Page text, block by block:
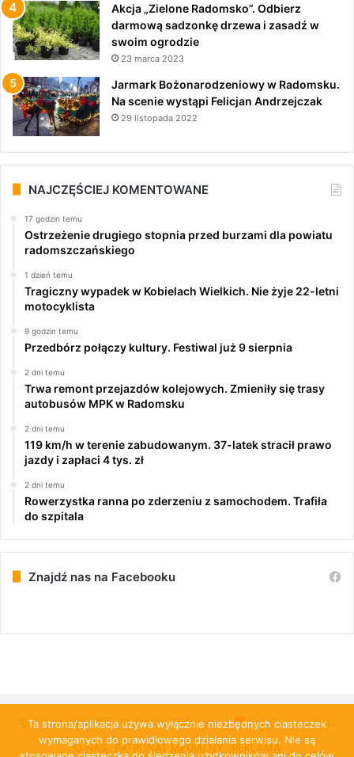
Akcja „Zielone Radomsko”. Odbierz
darmową sadzonkę drzewa i zasadź w
swoim ogrodzie
23 marca 2023
Jarmark Bożonarodzeniowy w Radomsku.
Na scenie wystąpi Felicjan Andrzejczak
29 listopada 2022
NAJCZĘŚCIEJ KOMENTOWANE
17 godzin temu
Ostrzeżenie drugiego stopnia przed burzami dla powiatu
radomszczańskiego
1 dzień temu
Tragiczny wypadek w Kobielach Wielkich. Nie żyje 22-letni
motocyklista
9 godzin temu
Przedbórz połączy kultury. Festiwal już 9 sierpnia
2 dni temu
Trwa remont przejazdów kolejowych. Zmieniły się trasy
autobusów MPK w Radomsku
2 dni temu
119 km/h w terenie zabudowanym. 37-latek stracił prawo
jazdy i zapłaci 4 tys. zł
2 dni temu
Rowerzystka ranna po zderzeniu z samochodem. Trafiła
do szpitala
Znajdź nas na Facebooku
© Copyright 2026, All Rights Reserved | PulsRadomska.pl
O NAS PATRONAT MEDIALNY REKLAMA
Ta strona/aplikacja używa wyłącznie niezbędnych ciasteczek
wymaganych do prawidłowego działania serwisu. Nie są